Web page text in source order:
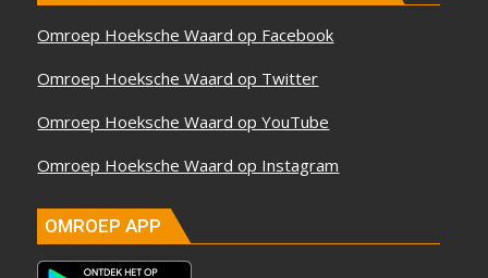
Omroep Hoeksche Waard op Facebook
Omroep Hoeksche Waard op Twitter
Omroep Hoeksche Waard op YouTube
Omroep Hoeksche Waard op Instagram
OMROEP APP